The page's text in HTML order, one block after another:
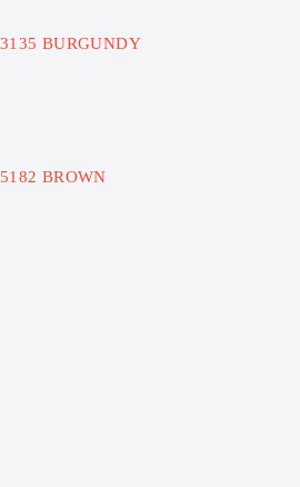
3135 BURGUNDY
5182 BROWN